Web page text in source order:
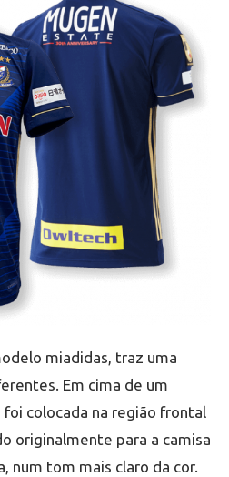
miadidas, traz uma
Em cima de um
colocada na região frontal
originalmente para a camisa
num tom mais claro da cor.